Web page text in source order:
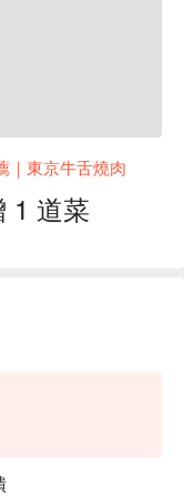
｜東京牛舌燒肉
1 道菜